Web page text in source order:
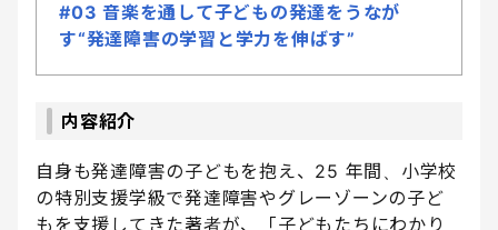
#03 音楽を通して子どもの発達をうなが
す“発達障害の学習と学力を伸ばす”
内容紹介
自身も発達障害の子どもを抱え、25 年間、小学校
の特別支援学級で発達障害やグレーゾーンの子ど
もを支援してきた著者が、「子どもたちにわかり